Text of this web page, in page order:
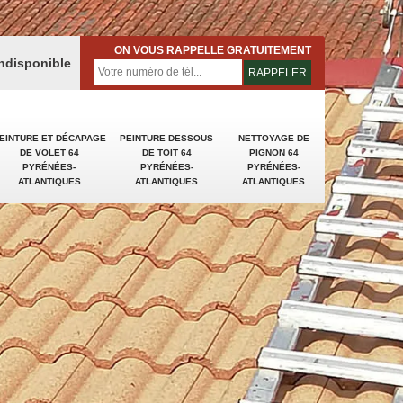
ET DÉCAPAGE
DE VOLET 64
PYRÉNÉES-
ATLANTIQUES
PEINTURE DESSOUS
DE TOIT 64
PYRÉNÉES-
ATLANTIQUES
NETTOYAGE DE
PIGNON 64
PYRÉNÉES-
ATLANTIQUES
ON VOUS RAPPELLE GRATUITEMENT